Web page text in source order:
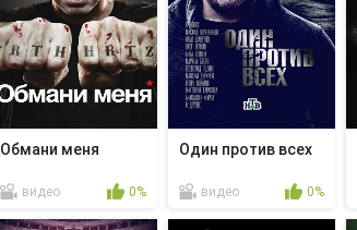
Обмани меня
видео 0%
Один против всех
видео 0%